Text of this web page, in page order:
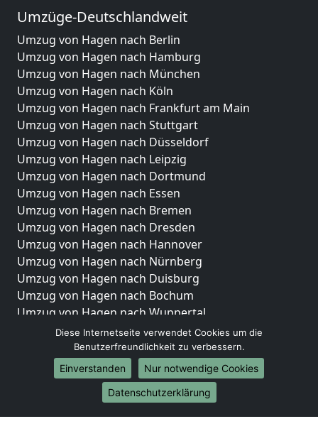
Umzüge-Deutschlandweit
Umzug von Hagen nach Berlin
Umzug von Hagen nach Hamburg
Umzug von Hagen nach München
Umzug von Hagen nach Köln
Umzug von Hagen nach Frankfurt am Main
Umzug von Hagen nach Stuttgart
Umzug von Hagen nach Düsseldorf
Umzug von Hagen nach Leipzig
Umzug von Hagen nach Dortmund
Umzug von Hagen nach Essen
Umzug von Hagen nach Bremen
Umzug von Hagen nach Dresden
Umzug von Hagen nach Hannover
Umzug von Hagen nach Nürnberg
Umzug von Hagen nach Duisburg
Umzug von Hagen nach Bochum
Umzug von Hagen nach Wuppertal
Umzug von Hagen nach Bielefeld
Umzug von Hagen nach Bonn
Umzug von Hagen nach Münster
Internationale-Umzüge
Umzug von Hagen nach Brasilien
Diese Internetseite verwendet Cookies um die
Benutzerfreundlichkeit zu verbessern.
Einverstanden
Nur notwendige Cookies
Datenschutzerklärung